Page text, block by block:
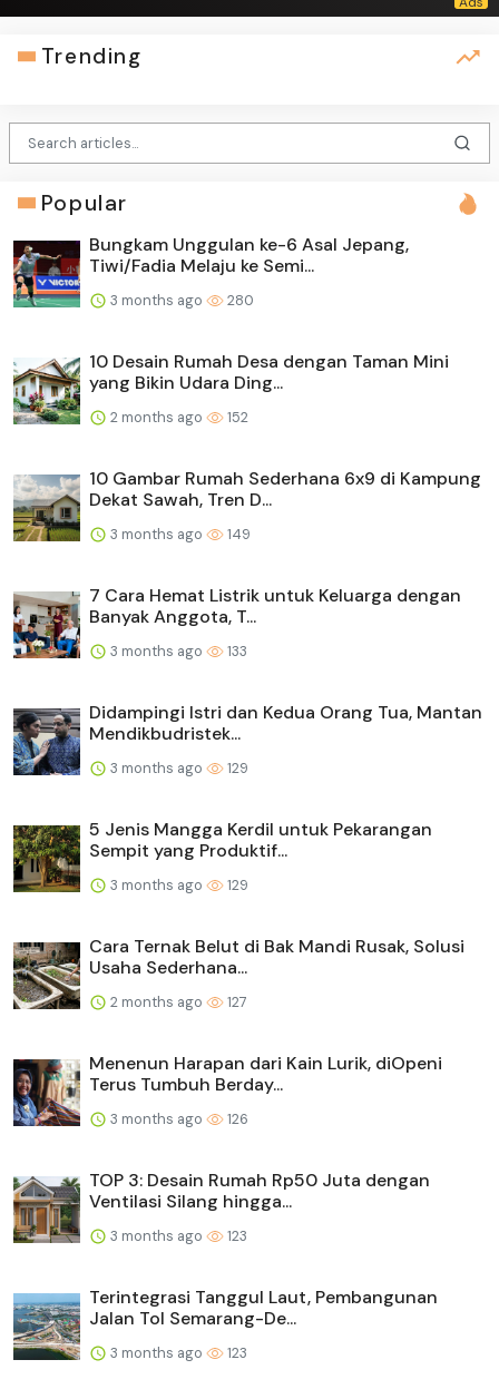
Trending
Popular
Bungkam Unggulan ke-6 Asal Jepang,
Tiwi/Fadia Melaju ke Semi...
3 months ago 280
10 Desain Rumah Desa dengan Taman Mini
yang Bikin Udara Ding...
2 months ago 152
10 Gambar Rumah Sederhana 6x9 di Kampung
Dekat Sawah, Tren D...
3 months ago 149
7 Cara Hemat Listrik untuk Keluarga dengan
Banyak Anggota, T...
3 months ago 133
Didampingi Istri dan Kedua Orang Tua, Mantan
Mendikbudristek...
3 months ago 129
5 Jenis Mangga Kerdil untuk Pekarangan
Sempit yang Produktif...
3 months ago 129
Cara Ternak Belut di Bak Mandi Rusak, Solusi
Usaha Sederhana...
2 months ago 127
Menenun Harapan dari Kain Lurik, diOpeni
Terus Tumbuh Berday...
3 months ago 126
TOP 3: Desain Rumah Rp50 Juta dengan
Ventilasi Silang hingga...
3 months ago 123
Terintegrasi Tanggul Laut, Pembangunan
Jalan Tol Semarang-De...
3 months ago 123